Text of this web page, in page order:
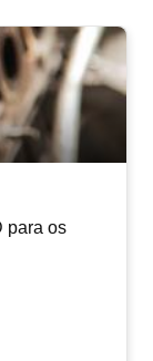
para os